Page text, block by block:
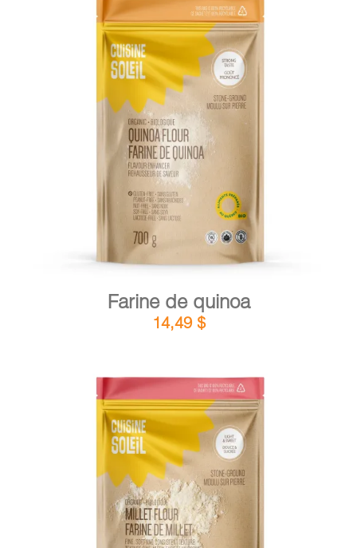
PANIER
EN
AJOUTER AU PANIER
Farine de quinoa
14,49 $
AJOUTER AU PANIER / DÉTAILS